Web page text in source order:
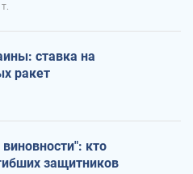
ставка на
ракет
кто
защитников